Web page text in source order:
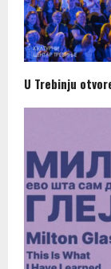
U Trebinju